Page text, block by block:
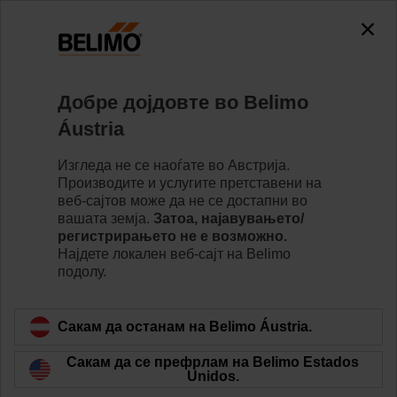
Почетна страница Вести
Belimo Energy Valve™ is
Solving Low Delta T Leveraging
Добре дојдовте во Belimo
Áustria
Изгледа не се наоѓате во Австрија.
Производите и услугите претставени на
веб-сајтов може да не се достапни во
вашата земја. Затоа, најавувањето/
регистрирањето не е возможно.
Најдете локалeн веб-сајт на Belimo
подолу.
Сакам да останам на Belimo Áustria.
Сакам да се префрлам на Belimo Estados
Unidos.